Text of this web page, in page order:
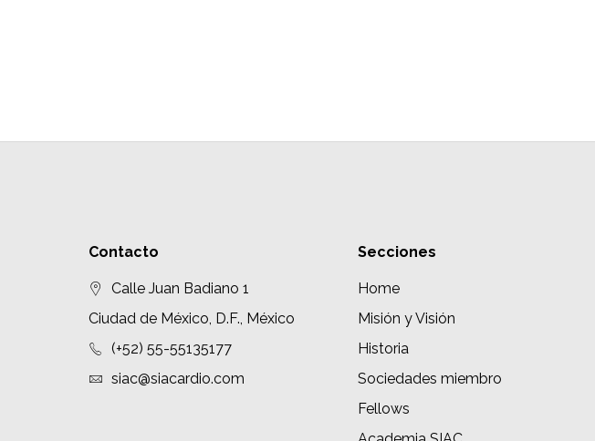
Contacto
Calle Juan Badiano 1
Ciudad de México, D.F., México
(+52) 55-55135177
siac@siacardio.com
Secciones
Home
Misión y Visión
Historia
Sociedades miembro
Fellows